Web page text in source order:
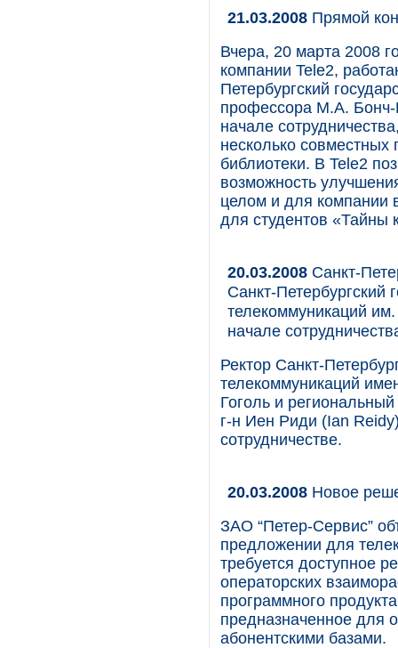
21.03.2008 Прямой
Вчера, 20 марта 2008
компании Tele2,
Петербургский
профессора М.А. Бонч-
начале
несколько совместных
библиотеки. В Tele2
возможность
целом и для компании
для студентов «Тайны
20.03.2008 Санкт-
Санкт-Петербургский
телекоммуникаций
начале
Ректор Санкт-
телекоммуникаций
Гоголь и
г-н Иен Риди (Ian
сотрудничестве.
20.03.2008 Новое
ЗАО “Петер-Сервис”
предложении для
требуется доступное
операторских
программного
предназначенное для
абонентскими базами.